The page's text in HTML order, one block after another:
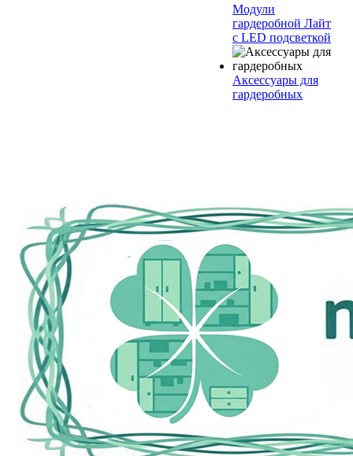
Модули
гардеробной Лайт
с LED подсветкой
Аксессуары для
гардеробных